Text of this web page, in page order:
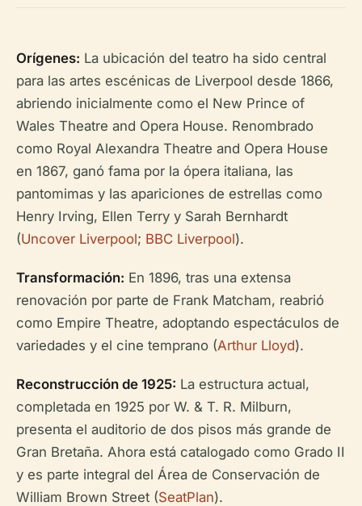
Orígenes: La ubicación del teatro ha sido central
para las artes escénicas de Liverpool desde 1866,
abriendo inicialmente como el New Prince of
Wales Theatre and Opera House. Renombrado
como Royal Alexandra Theatre and Opera House
en 1867, ganó fama por la ópera italiana, las
pantomimas y las apariciones de estrellas como
Henry Irving, Ellen Terry y Sarah Bernhardt
(Uncover Liverpool; BBC Liverpool).
Transformación: En 1896, tras una extensa
renovación por parte de Frank Matcham, reabrió
como Empire Theatre, adoptando espectáculos de
variedades y el cine temprano (Arthur Lloyd).
Reconstrucción de 1925: La estructura actual,
completada en 1925 por W. & T. R. Milburn,
presenta el auditorio de dos pisos más grande de
Gran Bretaña. Ahora está catalogado como Grado II
y es parte integral del Área de Conservación de
William Brown Street (SeatPlan).